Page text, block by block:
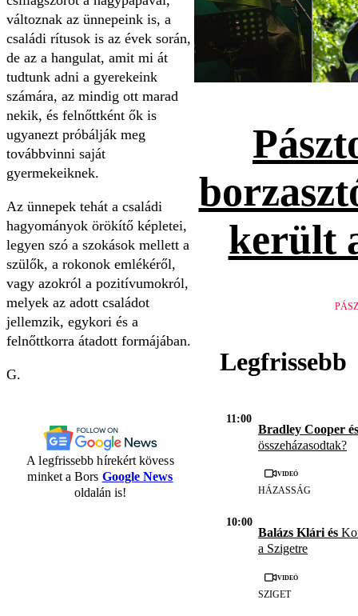
változnak az ünnepeink is, a
családi rítusok is az évek során,
de az a hangulat, amit mi át
tudtunk adni a gyerekeink
számára, az mindig ott marad
nekik, és felnőttként ők is
ugyanezt próbálják meg
továbbvinni saját
gyermekeiknek.
Az ünnepek tehát a családi
hagyományok örökítő képletei,
legyen szó a szokások mellett a
szülők, a rokonok emlékéről,
vagy azokról a pozitívumokról,
melyek az adott családot
jellemzik, egykori és a
felnőttkorra átadott formájában.
G.
A legfrissebb hírekért kövess
minket a Bors Google News
oldalán is!
került
Legfrissebb
11:00
Bradley Cooper és
összeházasodtak?
Videó
HÁZASSÁG
10:00
Balázs Klári és
a Szigetre
Videó
SZIGET